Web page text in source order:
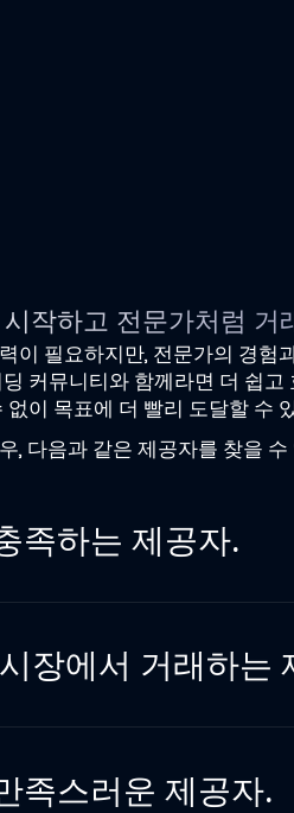
작하고 전문가처럼 거
이 필요하지만, 전문가의 경험
커뮤니티와 함께라면 더 쉽고
없이 목표에 더 빨리 도달할 수
, 다음과 같은 제공자를 찾을 수
족하는 제공자.
장에서 거래하는
족스러운 제공자.